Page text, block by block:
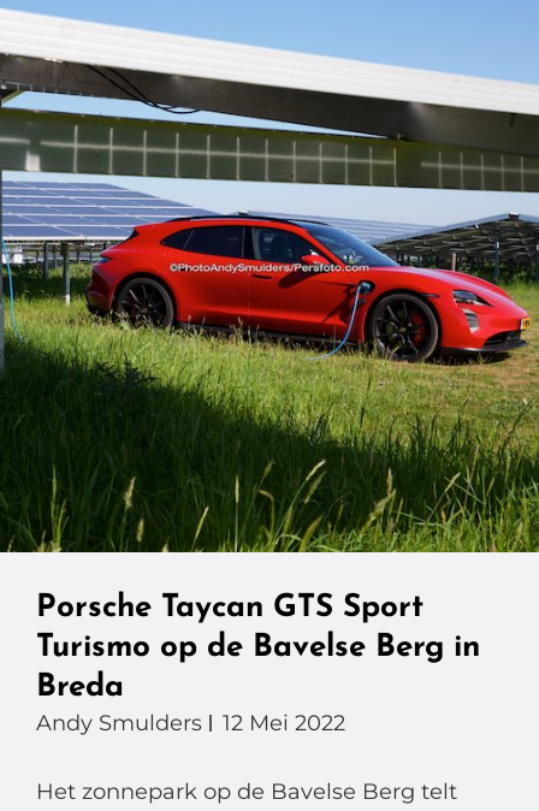
Porsche Taycan GTS Sport
Turismo op de Bavelse Berg in
Breda
Andy Smulders 12 Mei 2022
Het zonnepark op de Bavelse Berg telt